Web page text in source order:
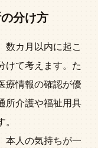
分け方
数カ月以内に起こ
けて考えます。た
療情報の確認が優
所介護や福祉用具
本人の気持ちが一